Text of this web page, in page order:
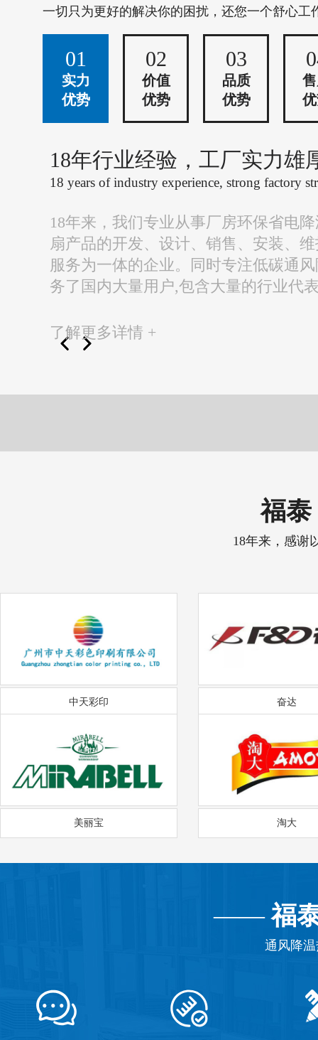
一切只为更好的解决你的困扰，还您一个舒心工
01
实力
优势
02
价值
优势
03
品质
优势
18年行业经验，工厂实力雄
18 years of industry experience, strong factory
18年来，我们专业从事厂房环保省电
扇产品的开发、设计、销售、安装、
服务为一体的企业。同时专注低碳通
务了国内大量用户,包含大量的行业代
了解更多详情 +
福泰
18年来，感谢
中天彩印 奋达
美丽宝 淘大
——福
通风降